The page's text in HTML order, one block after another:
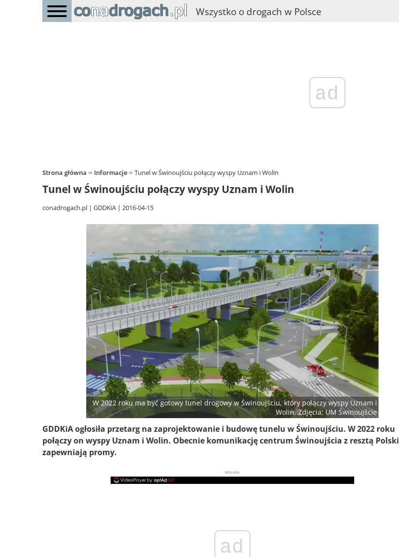
Wszystko o drogach w Polsce
ad
Strona główna Informacje Tunel w Świnoujściu połączy wyspy Uznam i Wolin
Tunel w Świnoujściu połączy wyspy Uznam i Wolin
conadrogach.pl GDDKiA 2016-04-15
W 2022 roku ma być gotowy tunel drogowy w Świnoujściu, który połączy wyspy Uznam i
Wolin. Zdjęcia: UM Świnoujście
GDDKiA ogłosiła przetarg na zaprojektowanie i budowę tunelu w Świnoujściu. W 2022 roku
połączy on wyspy Uznam i Wolin. Obecnie komunikację centrum Świnoujścia z resztą Polski
zapewniają promy.
REKLAMA
ad